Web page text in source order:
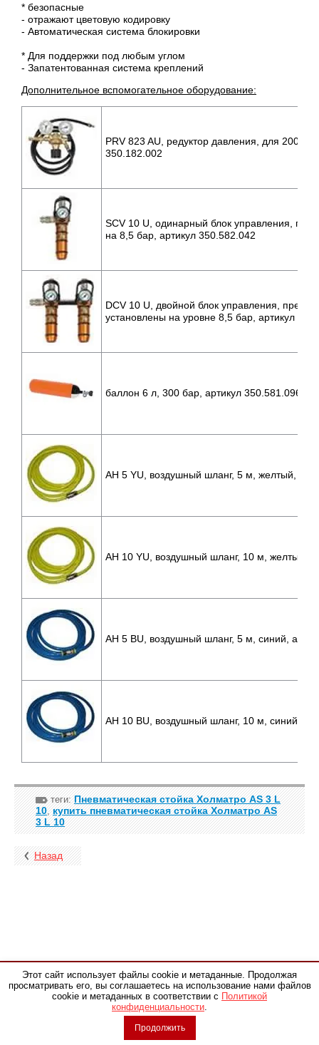
Этот сайт использует файлы cookie и метаданные. Продолжая
просматривать его, вы соглашаетесь на использование нами файлов
cookie и метаданных в соответствии с Политикой
конфиденциальности.
Продолжить
* безопасные
- отражают цветовую кодировку
- Автоматическая система блокировки
* Для поддержки под любым углом
- Запатентованная система креплений
Дополнительное вспомогательное оборудование:
PRV 823 AU, редуктор давления, для 200 и
350.182.002
SCV 10 U, одинарный блок управления,
на 8,5 бар, артикул 350.582.042
DCV 10 U, двойной блок управления,
установлены на уровне 8,5 бар, артикул
баллон 6 л, 300 бар, артикул 350.581.096
AH 5 YU, воздушный шланг, 5 м, желтый,
AH 10 YU, воздушный шланг, 10 м, желтый,
AH 5 BU, воздушный шланг, 5 м, синий,
AH 10 BU, воздушный шланг, 10 м, синий,
теги:Пневматическая стойка Холматро AS 3 L
10,купить пневматическая стойка Холматро AS
3 L 10
Назад
Обращаем ваше внимание на то, что данный сайт носит
исключительно информационный характер и ни при каких условиях
не является публичной офертой,определяемой положениями Статьи
подробной информации о наличии и стоимости указанных товаров и
(или) услуг, пожалуйста, обращайтесь к менеджеру отдела продаж по